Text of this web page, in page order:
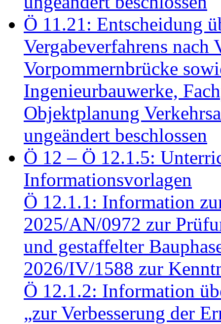
Ö 11.21: Entscheidung
Vergabeverfahrens
Vorpommernbrücke
Ingenieurbauwerke,
Objektplanung
ungeändert beschlossen
Ö 12 – Ö 12.1.5:
Informationsvorlagen
Ö 12.1.1: Information
2025/AN/0972 zur
und gestaffelter
2026/IV/1588 zur
Ö 12.1.2: Information
„zur Verbesserung der